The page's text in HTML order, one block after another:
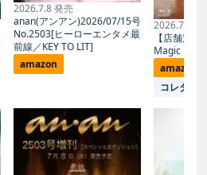
2026.7.8 発売
anan(アンアン)2026/07/15号
No.2503[ヒーローエンタメ最
前線／KEY TO LIT]
amazon
2026.7.27
【店舗別
Magic
amazon
コレタメ